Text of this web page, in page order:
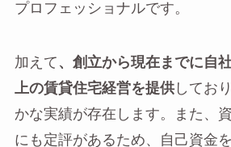
プロフェッショナルです。
加えて 、創立から現在までに自
上の賃貸住宅経営を提供してお
かな実績が存在します。また、
にも定評があるため、自己資金